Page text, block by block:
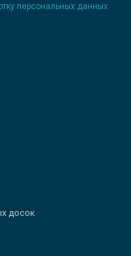
персональных данных
досок